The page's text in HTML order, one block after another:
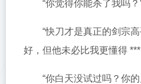
“你觉得你能杀了我吗？
“快刀才是真正的剑宗
好，但他未必比我更懂得 ***
“你白天没试过吗？你